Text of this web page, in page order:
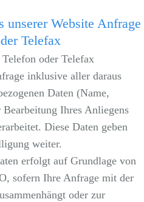
unserer Website Anfrage
Telefax
oder Telefax
inklusive aller daraus
Daten (Name,
Ihres Anliegens
Diese Daten geben
weiter.
erfolgt auf Grundlage von
sofern Ihre Anfrage mit der
oder zur